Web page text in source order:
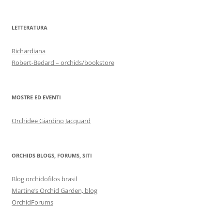
LETTERATURA
Richardiana
Robert-Bedard – orchids/bookstore
MOSTRE ED EVENTI
Orchidee Giardino Jacquard
ORCHIDS BLOGS, FORUMS, SITI
Blog orchidofilos brasil
Martine’s Orchid Garden, blog
OrchidForums